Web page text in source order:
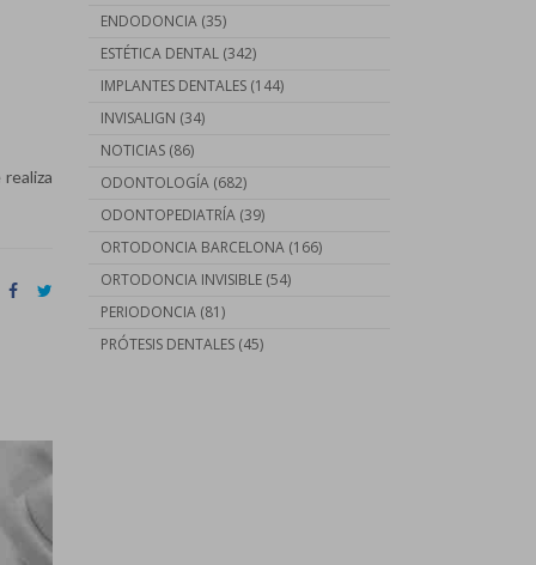
ENDODONCIA(35)
ESTÉTICA DENTAL(342)
IMPLANTES DENTALES(144)
INVISALIGN (34)
NOTICIAS(86)
ODONTOLOGÍA(682)
ODONTOPEDIATRÍA(39)
ORTODONCIA BARCELONA(166)
ORTODONCIA INVISIBLE(54)
PERIODONCIA(81)
PRÓTESIS DENTALES(45)